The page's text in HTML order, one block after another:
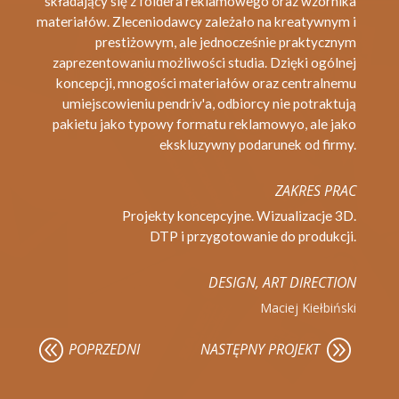
materiałów. Zleceniodawcy zależało na kreatywnym i
prestiżowym, ale jednocześnie praktycznym
zaprezentowaniu możliwości studia. Dzięki ogólnej
koncepcji, mnogości materiałów oraz centralnemu
umiejscowieniu pendriv'a, odbiorcy nie potraktują
pakietu jako typowy formatu reklamowyo, ale jako
ekskluzywny podarunek od firmy.
ZAKRES PRAC
Projekty koncepcyjne. Wizualizacje 3D.
DTP i przygotowanie do produkcji.
DESIGN, ART DIRECTION
Maciej Kiełbiński
@ POPRZEDNI NASTĘPNY PROJEKT A